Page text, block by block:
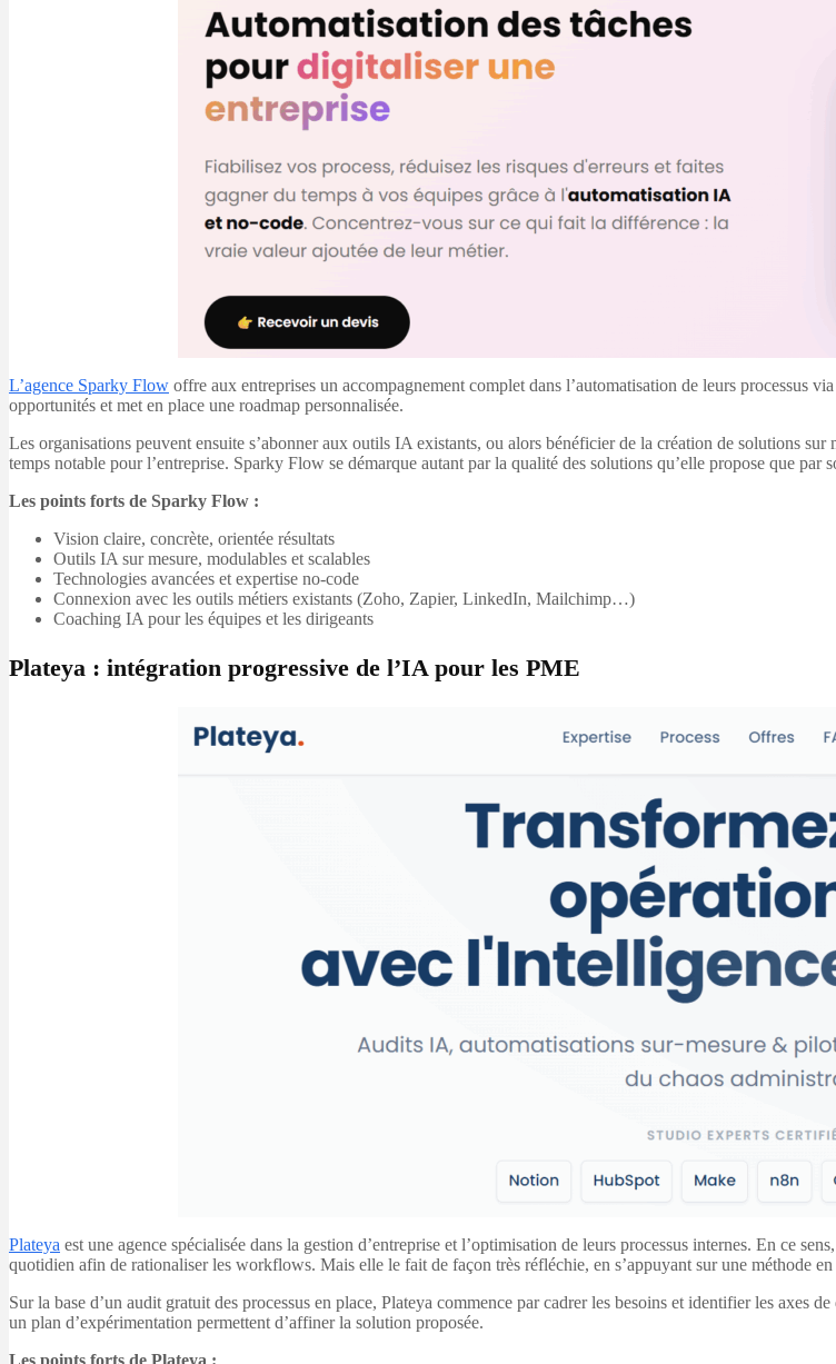
L’agence Sparky Flow offre aux entreprises un accompagnement complet dans l’automatisation de leurs processus
opportunités et met en place une roadmap personnalisée.
Les organisations peuvent ensuite s’abonner aux outils IA existants, ou alors bénéficier de la création de solutions
temps notable pour l’entreprise. Sparky Flow se démarque autant par la qualité des solutions qu’elle propose que par
Les points forts de Sparky Flow :
Vision claire, concrète, orientée résultats
Outils IA sur mesure, modulables et scalables
Technologies avancées et expertise no-code
Connexion avec les outils métiers existants (Zoho, Zapier, LinkedIn, Mailchimp…)
Coaching IA pour les équipes et les dirigeants
Plateya : intégration progressive de l’IA pour les PME
Plateya est une agence spécialisée dans la gestion d’entreprise et l’optimisation de leurs processus internes. En ce
quotidien afin de rationaliser les workflows. Mais elle le fait de façon très réfléchie, en s’appuyant sur une méthode en
Sur la base d’un audit gratuit des processus en place, Plateya commence par cadrer les besoins et identifier les axes
un plan d’expérimentation permettent d’affiner la solution proposée.
Les points forts de Plateya :